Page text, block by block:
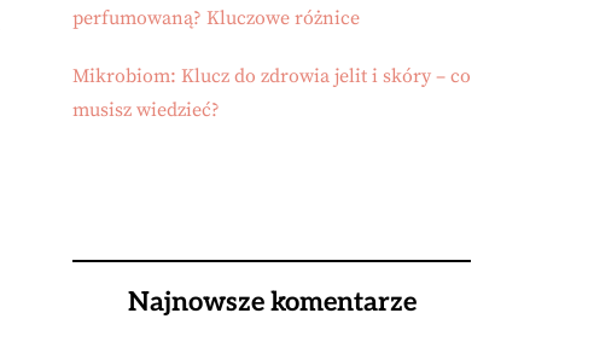
perfumowaną? Kluczowe różnice
Mikrobiom: Klucz do zdrowia jelit i skóry – co
musisz wiedzieć?
Najnowsze komentarze